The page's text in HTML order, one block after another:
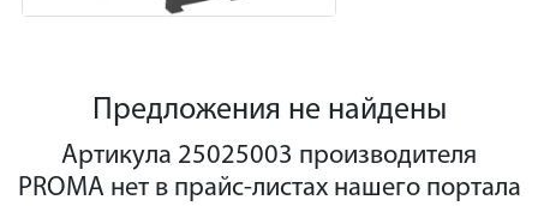
Предложения не найдены
Артикула 25025003 производителя
PROMA нет в прайс-листах нашего портала